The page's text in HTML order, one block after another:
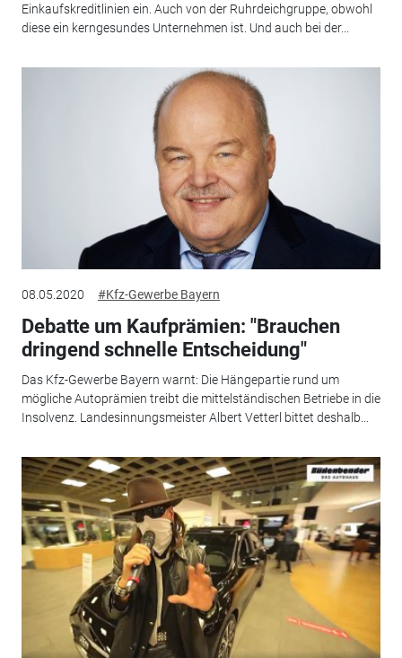
Einkaufskreditlinien ein. Auch von der Ruhrdeichgruppe, obwohl
diese ein kerngesundes Unternehmen ist. Und auch bei der...
08.05.2020 #Kfz-Gewerbe Bayern
Debatte um Kaufprämien: "Brauchen
dringend schnelle Entscheidung"
Das Kfz-Gewerbe Bayern warnt: Die Hängepartie rund um
mögliche Autoprämien treibt die mittelständischen Betriebe in die
Insolvenz. Landesinnungsmeister Albert Vetterl bittet deshalb...